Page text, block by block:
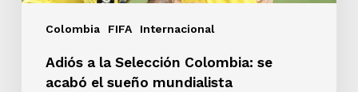
Colombia FIFA Internacional
Adiós a la Selección Colombia: se
acabó el sueño mundialista